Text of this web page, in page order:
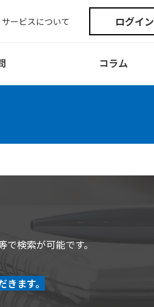
コラム
サービスについて ログイン
検索が可能です。
ます。